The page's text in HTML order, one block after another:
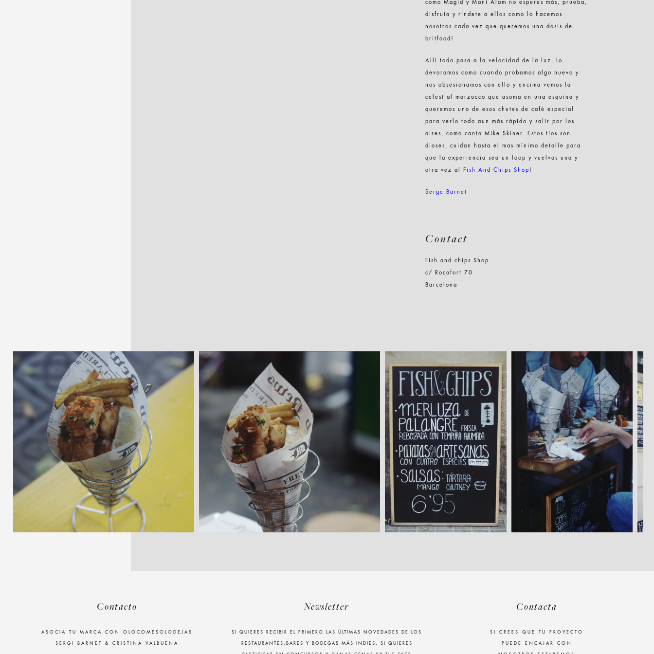
como Magid y Mani Alam no esperes más, prueba,
disfruta y ríndete a ellos como lo hacemos
nosotros cada vez que queremos una dosis de
britfood!
Allí todo pasa a la velocidad de la luz, lo
devoramos como cuando probamos algo nuevo y
nos obsesionamos con ello y encima vemos la
celestial marzocco que asoma en una esquina y
queremos uno de esos chutes de café especial
para verlo todo aun más rápido y salir por los
aires, como canta Mike Skiner. Estos tíos son
dioses, cuidan hasta el mas mínimo detalle para
que la experiencia sea un loop y vuelvas una y
otra vez al Fish And Chips Shop !
Serge Barnet
Contact
Fish and chips Shop
c/ Rocafort 70
Barcelona
Contacto
ASOCIA TU MARCA CON OLOCOMESOLODEJAS
SERGI BARNET & CRISTINA VALBUENA
Newsletter
SI QUIERES RECIBIR EL PRIMERO LAS ÚLTIMAS NOVEDADES DE LOS
RESTAURANTES,BARES Y BODEGAS MÁS INDIES, SI QUIERES
Contacta
SI CREES QUE TU PROYECTO
PUEDE ENCAJAR CON